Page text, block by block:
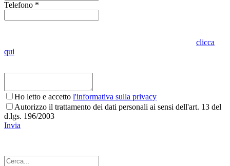
Telefono *
clicca
qui
Ho letto e accetto l'informativa sulla privacy
Autorizzo il trattamento dei dati personali ai sensi dell'art. 13 del
d.lgs. 196/2003
Invia